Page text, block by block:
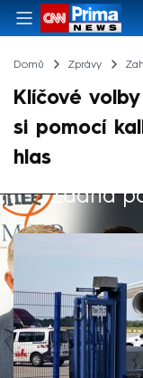
Domů Zprávy
Klíčové
si pomocí
hlas
Žádná
Výběr redakce